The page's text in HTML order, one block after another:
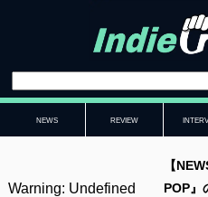
NEWS REVIEW
Warning: Undefined
【
POP